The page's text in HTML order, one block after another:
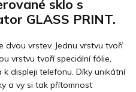
sklo s
GLASS PRINT.
vrstev. Jednu vrstvu tvoří
vrstvu tvoří speciální fólie,
displeji telefonu. Díky unikátní
a vy si tak přítomnost